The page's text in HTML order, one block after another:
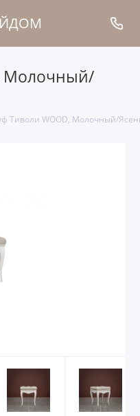
Молочный/
Тиволи WOOD, Молочный/